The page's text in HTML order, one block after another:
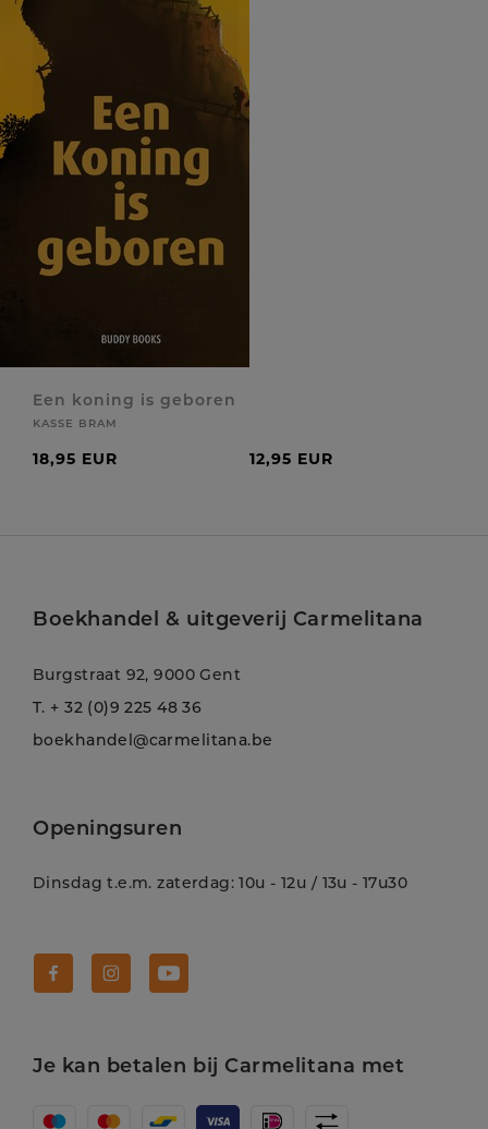
Een koning is geboren
KASSE BRAM
18,95 EUR 12,95 EUR
Boekhandel & uitgeverij Carmelitana
Burgstraat 92, 9000 Gent
T. + 32 (0)9 225 48 36
boekhandel@carmelitana.be
Openingsuren
Dinsdag t.e.m. zaterdag: 10u - 12u / 13u - 17u30
Je kan betalen bij Carmelitana met